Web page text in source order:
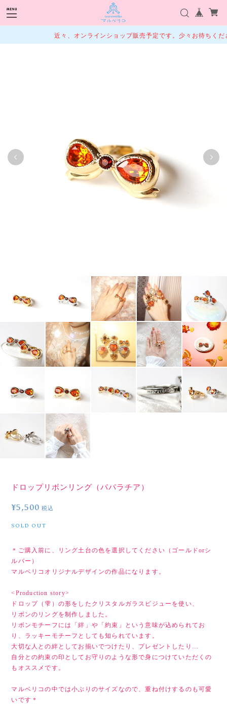
近々、オンラインショップ販売予定です。少々お待ちくださ
ドロップリボンリング（パパラチア）
¥5,500 税込
SOLD OUT
＊ご購入前に、リング土台の色を選択してください（ゴールドorシ
ルバー）
マルベリコオリジナルデザインの作品になります。
<Production story>
ドロップ（雫）の形をしたクリスタルガラスビジューを使い、
リボンのリングを制作しました。
リボンモチーフには「絆」や「約束」という意味が込められてお
り、ラッキーモチーフとしても知られています。
大切な人との絆としてお揃いでつけたり、プレゼントしたり…
自分との約束の印としてお守りのような形で身につけていただくの
もオススメです。
マルベリコの中では小ぶりのサイズなので、重ね付けするのも可愛
いです＊